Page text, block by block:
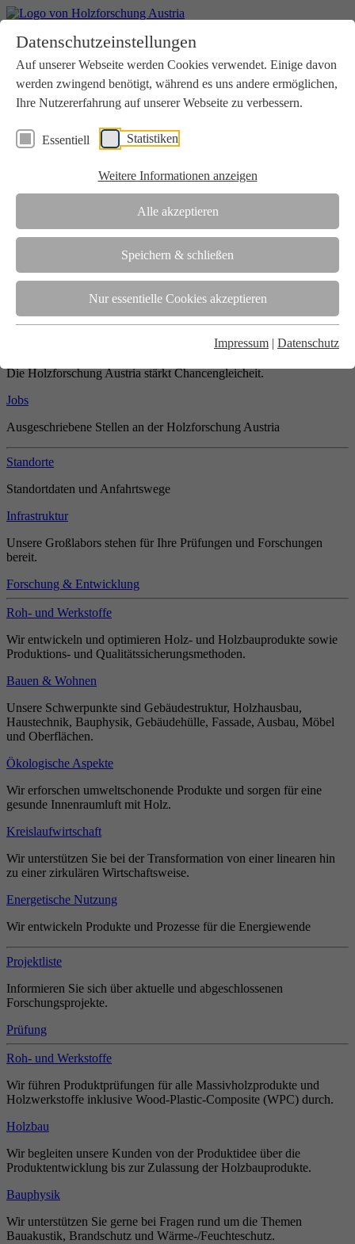
Datenschutzeinstellungen
Auf unserer Webseite werden Cookies verwendet. Einige davon
werden zwingend benötigt, während es uns andere ermöglichen,
Ihre Nutzererfahrung auf unserer Webseite zu verbessern.
Essentiell Statistiken
Weitere Informationen anzeigen
Alle akzeptieren
Speichern & schließen
Nur essentielle Cookies akzeptieren
Impressum | Datenschutz
Aktuelles
Downloads
Kontakt
Login
Verein
Wir unterstützen die Interessen der Holzbranche in enger
Zusammenarbeit mit Wissenschaft und Wirtschaft.
Die Holzforschung Austria ist akkreditierte Prüf-, Inspektions- und
Team
Unsere gesamte Kompetenz ist in unseren Mitarbeiter:innen
gebündelt
Die Holzforschung Austria stärkt Chancengleicheit.
Jobs
Ausgeschriebene Stellen an der Holzforschung Austria
Standorte
Standortdaten und Anfahrtswege
Infrastruktur
Unsere Großlabors stehen für Ihre Prüfungen und Forschungen
bereit.
Forschung & Entwicklung
Roh- und Werkstoffe
Wir entwickeln und optimieren Holz- und Holzbauprodukte sowie
Produktions- und Qualitätssicherungsmethoden.
Bauen & Wohnen
Unsere Schwerpunkte sind Gebäudestruktur, Holzhausbau,
Haustechnik, Bauphysik, Gebäudehülle, Fassade, Ausbau, Möbel
und Oberflächen.
Ökologische Aspekte
Wir erforschen umweltschonende Produkte und sorgen für eine
gesunde Innenraumluft mit Holz.
Kreislaufwirtschaft
Wir unterstützen Sie bei der Transformation von einer linearen hin
zu einer zirkulären Wirtschaftsweise.
Energetische Nutzung
Wir entwickeln Produkte und Prozesse für die Energiewende
Projektliste
Informieren Sie sich über aktuelle und abgeschlossenen
Forschungsprojekte.
Prüfung
Roh- und Werkstoffe
Wir führen Produktprüfungen für alle Massivholzprodukte und
Holzwerkstoffe inklusive Wood-Plastic-Composite (WPC) durch.
Holzbau
Wir begleiten unsere Kunden von der Produktidee über die
Produktentwicklung bis zur Zulassung der Holzbauprodukte.
Bauphysik
Wir unterstützen Sie gerne bei Fragen rund um die Themen
Bauakustik, Brandschutz und Wärme-/Feuchteschutz.